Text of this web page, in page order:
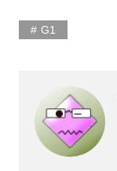
G1